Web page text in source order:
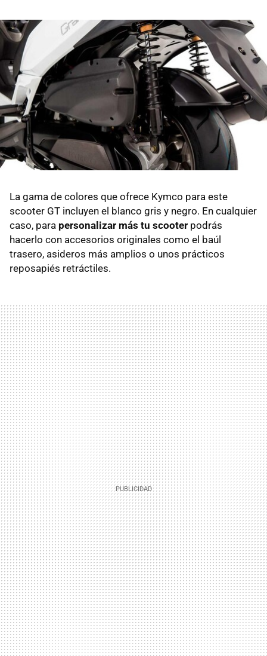
La gama de colores que ofrece Kymco para este
scooter GT incluyen el blanco gris y negro. En cualquier
caso, para personalizar más tu scooter podrás
hacerlo con accesorios originales como el baúl
trasero, asideros más amplios o unos prácticos
reposapiés retráctiles.